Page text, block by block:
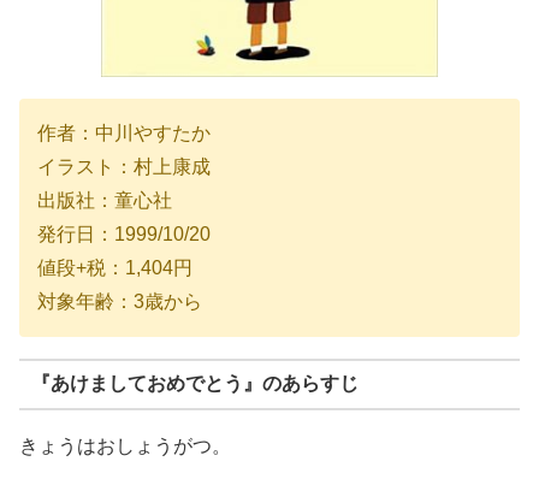
作者：中川やすたか
イラスト：村上康成
出版社：童心社
発行日：1999/10/20
値段+税：1,404円
対象年齢：3歳から
『あけましておめでとう』のあらすじ
きょうはおしょうがつ。